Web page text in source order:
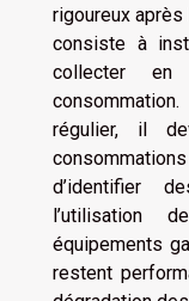
rigoureux
consiste à
collecter
régulier, il
d’identifier
l’utilisation
équipements
restent